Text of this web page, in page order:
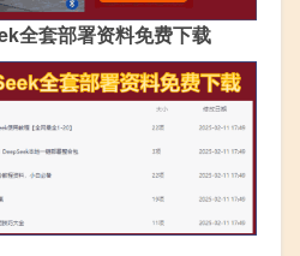
全套部署资料免费下载